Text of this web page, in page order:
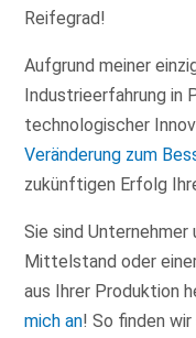
Reifegrad!
Aufgrund meiner
Industrieerfahrung in
technologischer
Veränderung zum
zukünftigen Erfolg
Sie sind
Mittelstand oder
aus Ihrer Produktion
mich an! So finden